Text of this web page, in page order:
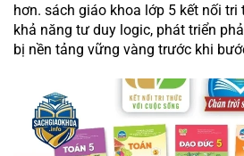
hơn. sách giáo khoa lớp 5 kết nối tri
khả năng tư duy logic, phát triển
bị nền tảng vững vàng trước khi